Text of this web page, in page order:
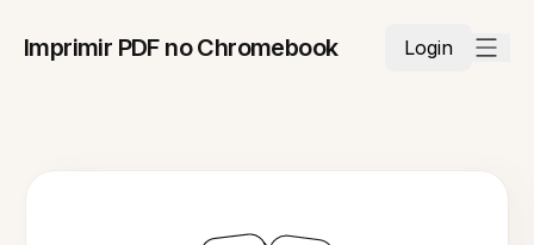
Imprimir PDF no Chromebook Login